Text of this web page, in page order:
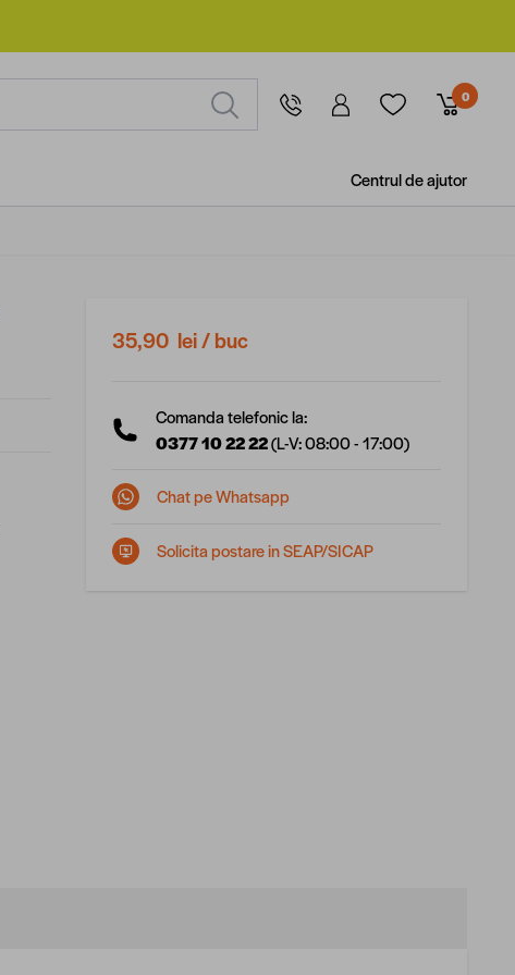
0
Centrul de ajutor
35,90 lei/ buc
Comanda telefonic la:
0377 10 22 22(L-V: 08:00 - 17:00)
Chat pe Whatsapp
Solicita postare in SEAP/SICAP